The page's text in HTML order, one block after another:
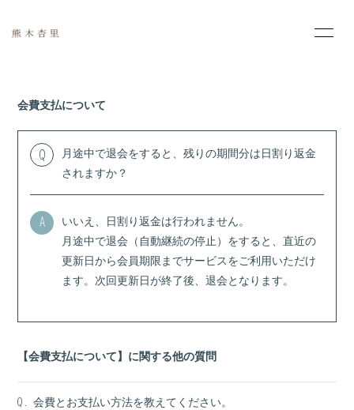
PHOTO
SCHEDULE
DISCOGRAPHY
会員登録 ログイン
会費支払について
Q
月途中で退会をすると、残りの期間分は日割り返金
されますか？
A
いいえ、日割り返金は行われません。
月途中で退会（自動継続の停止）をすると、直近の
更新日から会員期限までサービスをご利用いただけ
ます。次回更新日が終了後、退会となります。
【会費支払について】に関する他の質問
Q. 会費とお支払い方法を教えてください。